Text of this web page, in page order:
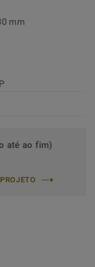
mm
até ao fim)